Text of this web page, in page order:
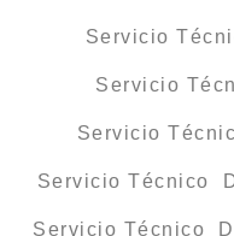
Servicio
Servicio
Servicio
Servicio Técnico
Servicio Técnico